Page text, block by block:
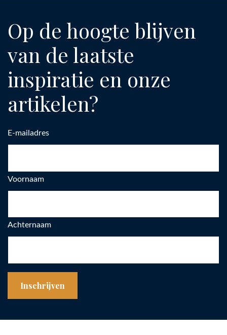
Op de hoogte blijven
van de laatste
inspiratie en onze
artikelen?
E-mailadres
Voornaam
Achternaam